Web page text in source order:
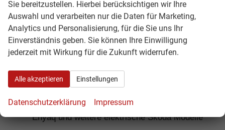
Für Pendler:Skoda Fabia, Scala, Octavia
und Kamiq
Für Vielfahrer:Skoda Octavia, Superb und
Diesel- oder Automatikmodelle
Für SUV-Fans:Skoda Kamiq, Karoq, Kodiaq
und Enyaq
Für Elektroauto-Interessenten:
Enyaq und weitere elektrische Skoda Modelle
Sie bereitzustellen. Hierbei berücksichtigen wir Ihre
Auswahl und verarbeiten nur die Daten für Marketing,
Analytics und Personalisierung, für die Sie uns Ihr
Einverständnis geben. Sie können Ihre Einwilligung
jederzeit mit Wirkung für die Zukunft widerrufen.
Alle akzeptieren Einstellungen
Datenschutzerklärung Impressum